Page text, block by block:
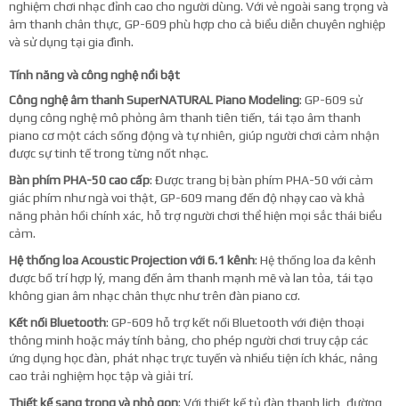
nghiệm chơi nhạc đỉnh cao cho người dùng. Với vẻ ngoài sang trọng và
âm thanh chân thực, GP-609 phù hợp cho cả biểu diễn chuyên nghiệp
và sử dụng tại gia đình.
Tính năng và công nghệ nổi bật
Công nghệ âm thanh SuperNATURAL Piano Modeling: GP-609 sử
dụng công nghệ mô phỏng âm thanh tiên tiến, tái tạo âm thanh
piano cơ một cách sống động và tự nhiên, giúp người chơi cảm nhận
được sự tinh tế trong từng nốt nhạc.
Bàn phím PHA-50 cao cấp: Được trang bị bàn phím PHA-50 với cảm
giác phím như ngà voi thật, GP-609 mang đến độ nhạy cao và khả
năng phản hồi chính xác, hỗ trợ người chơi thể hiện mọi sắc thái biểu
cảm.
Hệ thống loa Acoustic Projection với 6.1 kênh: Hệ thống loa đa kênh
được bố trí hợp lý, mang đến âm thanh mạnh mẽ và lan tỏa, tái tạo
không gian âm nhạc chân thực như trên đàn piano cơ.
Kết nối Bluetooth: GP-609 hỗ trợ kết nối Bluetooth với điện thoại
thông minh hoặc máy tính bảng, cho phép người chơi truy cập các
ứng dụng học đàn, phát nhạc trực tuyến và nhiều tiện ích khác, nâng
cao trải nghiệm học tập và giải trí.
Thiết kế sang trọng và nhỏ gọn: Với thiết kế tủ đàn thanh lịch, đường